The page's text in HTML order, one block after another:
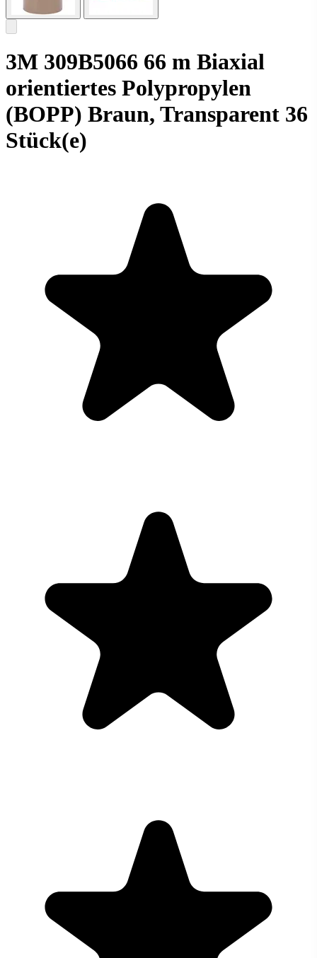
3M 309B5066 66 m Biaxial
orientiertes Polypropylen
(BOPP) Braun, Transparent 36
Stück(e)